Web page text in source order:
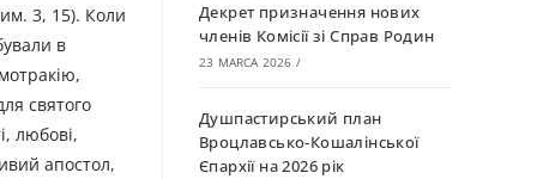
3, 15). Коли
в
святого
любові,
апостол,
Декрет призначення нових
членів Комісії зі Справ Родин
23 MARCA 2026 /
Душпастирський план
Вроцлавсько-Кошалінської
Єпархії на 2026 рік